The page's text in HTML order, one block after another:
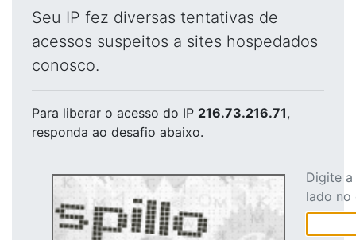
Seu IP fez diversas tentativas de
acessos suspeitos a sites hospedados
conosco.
Para liberar o acesso do IP 216.73.216.71,
responda ao desafio abaixo.
Digite
lado no